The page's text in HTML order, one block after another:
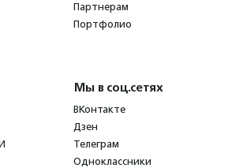
Партнерам
Портфолио
Мы в соц.сетях
ВКонтакте
Дзен
Телеграм
Одноклассники